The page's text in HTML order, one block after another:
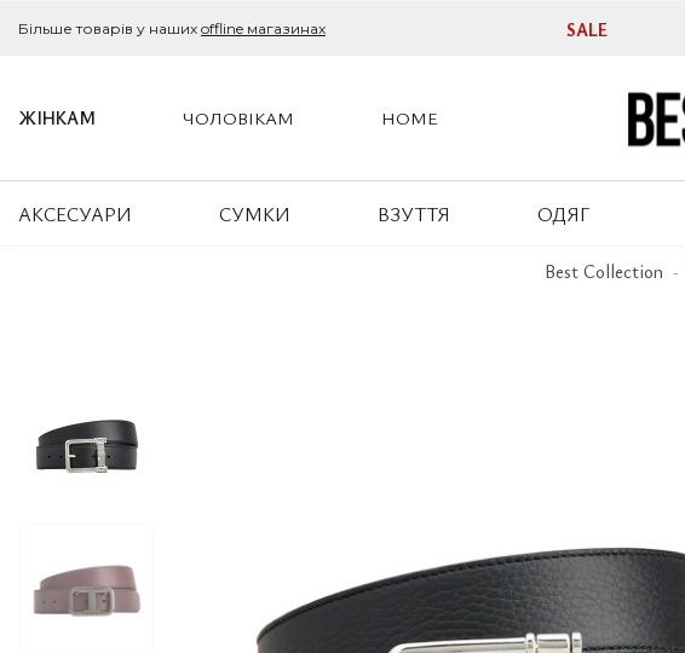
Більше товарів у наших offline магазинах SALE
ЖІНКАМ
АКСЕСУАРИ СУМКИ ВЗУТТЯ ОДЯГ
ЧОЛОВІКАМ HOME
Best Collection